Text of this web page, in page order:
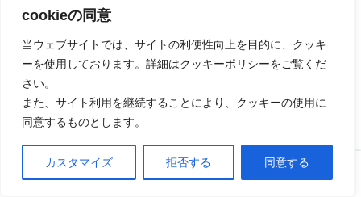
cookieの同意
当ウェブサイトでは、サイトの利便性向上を目的に、クッキ
ーを使用しております。詳細はクッキーポリシーをご覧くだ
さい。
また、サイト利用を継続することにより、クッキーの使用に
同意するものとします。
カスタマイズ 拒否する 同意する
Galaxy Buds Live/ブロンズ [Galaxy純正ワイヤレ
by Galaxy
Amazonで探す
楽天市場で探す